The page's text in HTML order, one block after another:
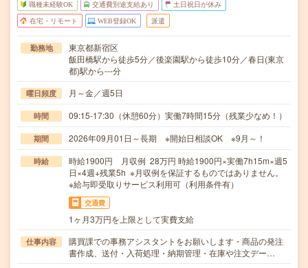
職種未経験OK 交通費別途支給あり 土日祝日が休み
在宅・リモート WEB登録OK 派遣
勤務地
東京都新宿区
飯田橋駅から徒歩5分／後楽園駅から徒歩10分／春日(東京
都)駅から---分
曜日頻度 月～金／週5日
時間 09:15-17:30（休憩60分）実働7時間15分（残業少なめ！）
期間 2026年09月01日～長期 ※開始日相談OK ※9月～！
時給
時給1900円 月収例 28万円 時給1900円×実働7h15m×週5
日×4週+残業5h ※月収例を保証するものではありません。
※給与即受取りサービス利用可（利用条件有）
交通費
1ヶ月3万円を上限として実費支給
仕事内容
購買課での事務アシスタントをお願いします・商品の発注
書作成、送付・入荷処理・納期管理・在庫や注文デー…